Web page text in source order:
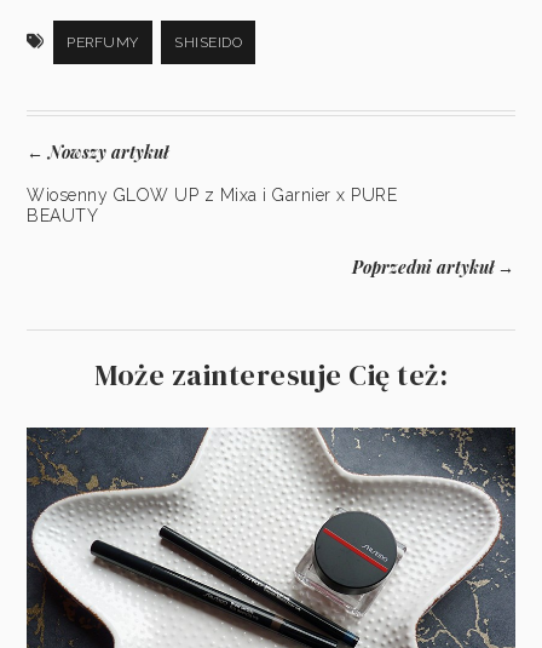
PERFUMY SHISEIDO
←Nowszy artykuł
Wiosenny GLOW UP z Mixa i Garnier x PURE
BEAUTY
Poprzedni artykuł→
Może zainteresuje Cię też: